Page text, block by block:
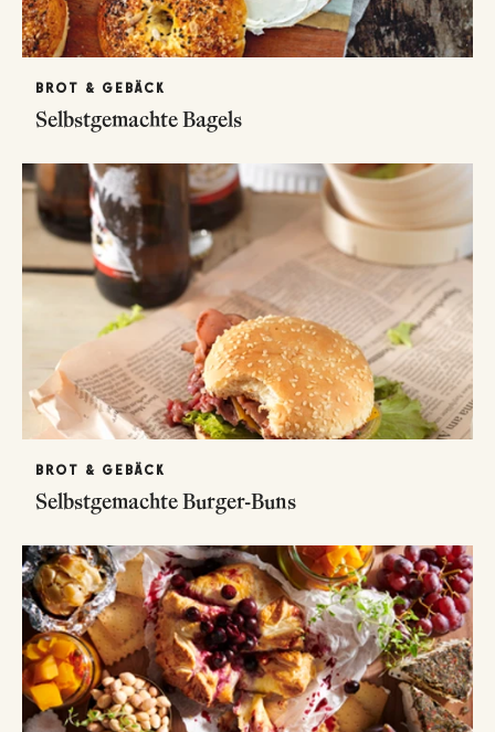
BROT & GEBÄCK
Selbstgemachte Bagels
BROT & GEBÄCK
Selbstgemachte Burger-Buns